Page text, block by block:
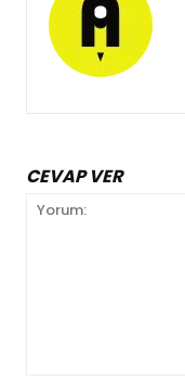
CEVAP VER